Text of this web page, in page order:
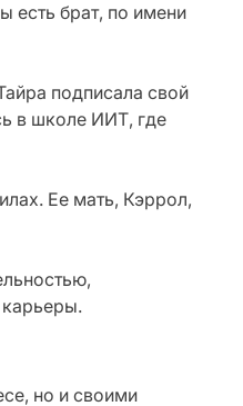
есть брат, по имени
подписала свой
в школе ИИТ, где
Ее мать, Кэррол,
карьеры.
но и своими